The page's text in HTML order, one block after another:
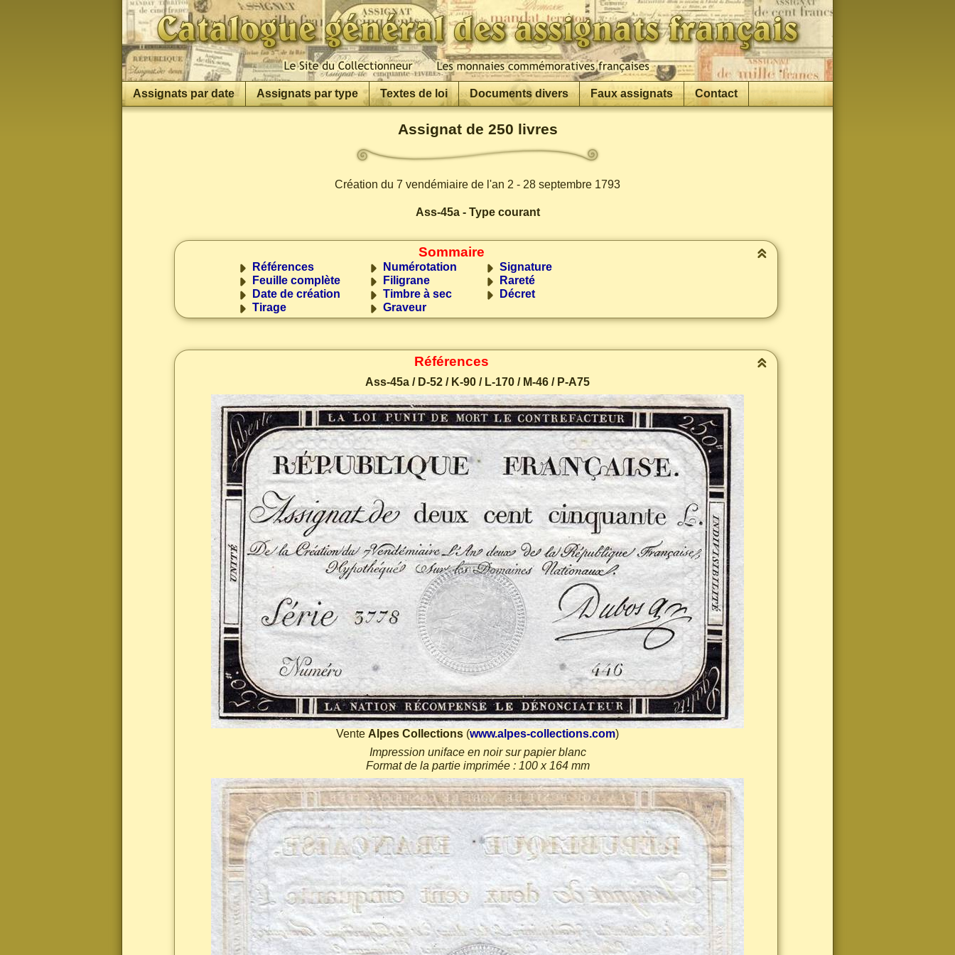
Assignats par date Assignats par type Textes de loi Documents divers Faux assignats Contact
Assignat de 250 livres
Création du 7 vendémiaire de l'an 2 - 28 septembre 1793
Ass-45a - Type courant
Sommaire
Références
Feuille complète
Date de création
Tirage
Numérotation
Filigrane
Timbre à sec
Graveur
Signature
Rareté
Décret
Références
Ass-45a / D-52 / K-90 / L-170 / M-46 / P-A75
Vente Alpes Collections (www.alpes-collections.com)
Impression uniface en noir sur papier blanc
Format de la partie imprimée : 100 x 164 mm